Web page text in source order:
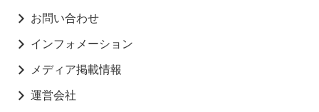
お問い合わせ
インフォメーション
メディア掲載情報
運営会社